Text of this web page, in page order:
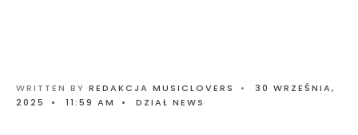
WRITTEN BY REDAKCJA MUSICLOVERS •
30 WRZEŚNIA,
2025
• 11:59 AM • DZIAŁ NEWS